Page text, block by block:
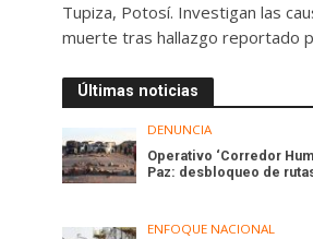
Tupiza, Potosí. Investigan las
muerte tras hallazgo reportado
Últimas noticias
DENUNCIA
Operativo ‘Corredor
Paz: desbloqueo de
ENFOQUE NACIONAL